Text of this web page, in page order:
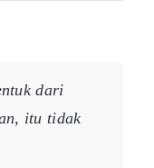
dari
itu tidak